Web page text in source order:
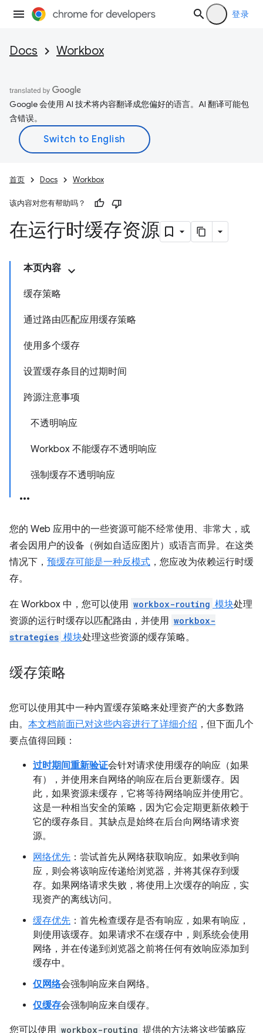
登录
Docs Workbox
Google 会使用 AI 技术将内容翻译成您偏好的语言。AI 翻译可能包
含错误。
首页 Docs Workbox
该内容对您有帮助吗？
在运行时缓存资源
本页内容
缓存策略
通过路由匹配应用缓存策略
使用多个缓存
设置缓存条目的过期时间
跨源注意事项
不透明响应
Workbox 不能缓存不透明响应
强制缓存不透明响应
您的 Web 应用中的一些资源可能不经常使用、非常大，或
者会因用户的设备（例如自适应图片）或语言而异。在这类
情况下， 预缓存可能是一种反模式 ，您应改为依赖运行时缓
存。
在 Workbox 中，您可以使用 workbox-routing 模块处理
资源的运行时缓存以匹配路由，并使用 workbox-
strategies 模块处理这些资源的缓存策略。
缓存策略
您可以使用其中一种内置缓存策略来处理资产的大多数路
由。 本文档前面已对这些内容进行了详细介绍 ，但下面几个
要点值得回顾：
过时期间重新验证会针对请求使用缓存的响应（如果
有），并使用来自网络的响应在后台更新缓存。因
此，如果资源未缓存，它将等待网络响应并使用它。
这是一种相当安全的策略，因为它会定期更新依赖于
它的缓存条目。其缺点是始终在后台向网络请求资
源。
网络优先 ：尝试首先从网络获取响应。如果收到响
应，则会将该响应传递给浏览器，并将其保存到缓
存。如果网络请求失败，将使用上次缓存的响应，实
现资产的离线访问。
缓存优先 ：首先检查缓存是否有响应，如果有响应，
则使用该缓存。如果请求不在缓存中，则系统会使用
网络，并在传递到浏览器之前将任何有效响应添加到
缓存中。
仅网络会强制响应来自网络。
仅缓存会强制响应来自缓存。
您可以使用 workbox-routing 提供的方法将这些策略应